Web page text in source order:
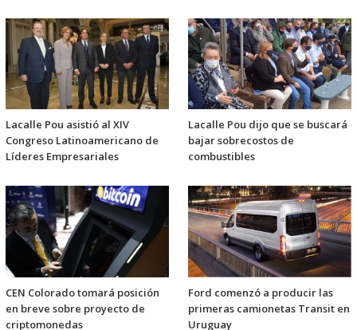
Lacalle Pou asistió al XIV
Congreso Latinoamericano de
Líderes Empresariales
Lacalle Pou dijo que se buscará
bajar sobrecostos de
combustibles
CEN Colorado tomará posición
en breve sobre proyecto de
criptomonedas
Ford comenzó a producir las
primeras camionetas Transit en
Uruguay